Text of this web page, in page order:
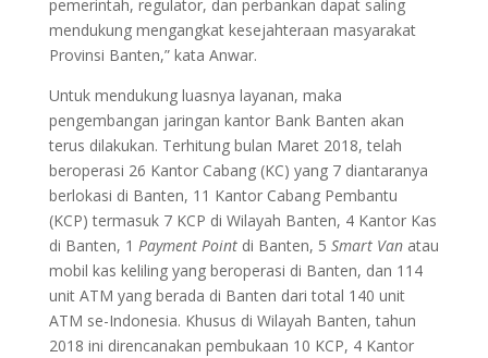
pemerintah, regulator, dan perbankan dapat saling
mendukung mengangkat kesejahteraan masyarakat
Provinsi Banten,” kata Anwar.
Untuk mendukung luasnya layanan, maka
pengembangan jaringan kantor Bank Banten akan
terus dilakukan. Terhitung bulan Maret 2018, telah
beroperasi 26 Kantor Cabang (KC) yang 7 diantaranya
berlokasi di Banten, 11 Kantor Cabang Pembantu
(KCP) termasuk 7 KCP di Wilayah Banten, 4 Kantor Kas
di Banten, 1 Payment Pointdi Banten, 5 Smart Vanatau
mobil kas keliling yang beroperasi di Banten, dan 114
unit ATM yang berada di Banten dari total 140 unit
ATM se-Indonesia. Khusus di Wilayah Banten, tahun
2018 ini direncanakan pembukaan 10 KCP, 4 Kantor